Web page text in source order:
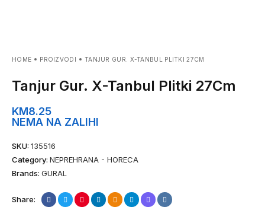
HOME PROIZVODI TANJUR GUR. X-TANBUL PLITKI 27CM
Tanjur Gur. X-Tanbul Plitki 27Cm
KM8.25
NEMA NA ZALIHI
SKU: 135516
Category: NEPREHRANA - HORECA
Brands: GURAL
Share: